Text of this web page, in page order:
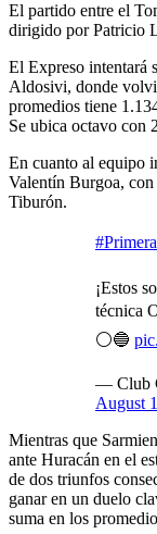
El partido entre el
dirigido por Patricio
El Expreso intentará
Aldosivi, donde
promedios tiene
Se ubica octavo con
En cuanto al equipo
Valentín Burgoa, con
Tiburón.
¡Estos
técnica
⚪🔵
— Club
August
Mientras que
ante Huracán en el
de dos triunfos
ganar en un duelo
suma en los